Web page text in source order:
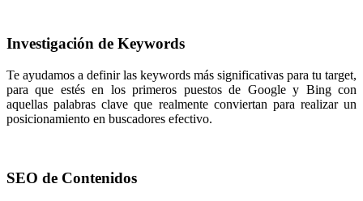
Investigación de Keywords
Te ayudamos a definir las keywords más significativas para tu target,
para que estés en los primeros puestos de Google y Bing con
aquellas palabras clave que realmente conviertan para realizar un
posicionamiento en buscadores efectivo.
SEO de Contenidos